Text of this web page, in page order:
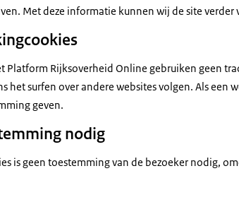
Met deze informatie kunnen wij de site
Platform Rijksoverheid Online gebruiken geen
het surfen over andere websites volgen. Als een
geven.
nodig
is geen toestemming van de bezoeker nodig,